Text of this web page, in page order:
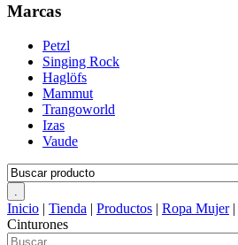
Marcas
Petzl
Singing Rock
Haglöfs
Mammut
Trangoworld
Izas
Vaude
Inicio | Tienda | Productos | Ropa Mujer|
Cinturones